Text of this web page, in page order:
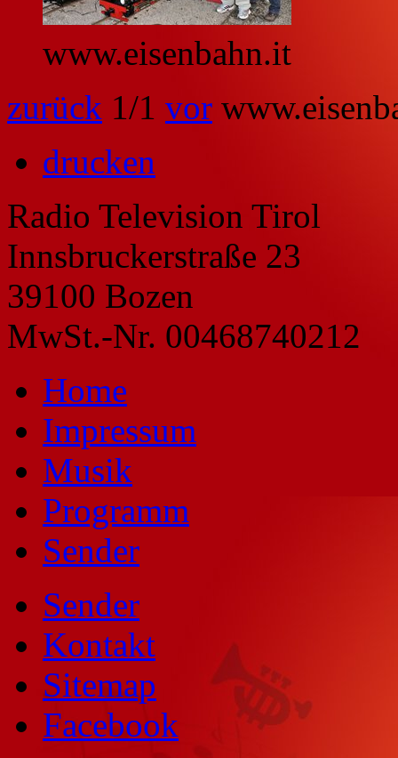
www.eisenbahn.it
zurück 1/1 vor
drucken
Radio Television Tirol
Innsbruckerstraße 23
39100 Bozen
MwSt.-Nr. 00468740212
Home
Impressum
Musik
Programm
Sender
Sender
Kontakt
Sitemap
Facebook